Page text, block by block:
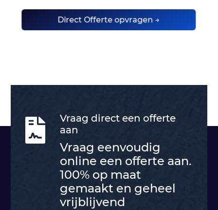
Direct Offerte opvragen →

Vraag direct een offerte
aan
Vraag eenvoudig
online een offerte aan.
100% op maat
gemaakt en geheel
vrijblijvend